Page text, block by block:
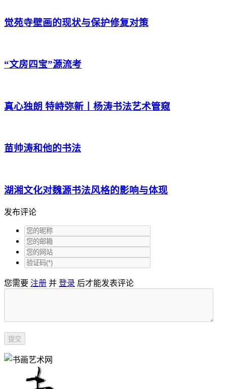
觉苑寺壁画的现状与保护修复对策
“文房四宝”源流考
真心独朗 特峙弥新丨杨涛书法艺术管窥
苗帅涛和他的书法
湖湘文化对魏源书法风格的影响与体现
发布评论
您需要 注册 并 登录 后才能发表评论